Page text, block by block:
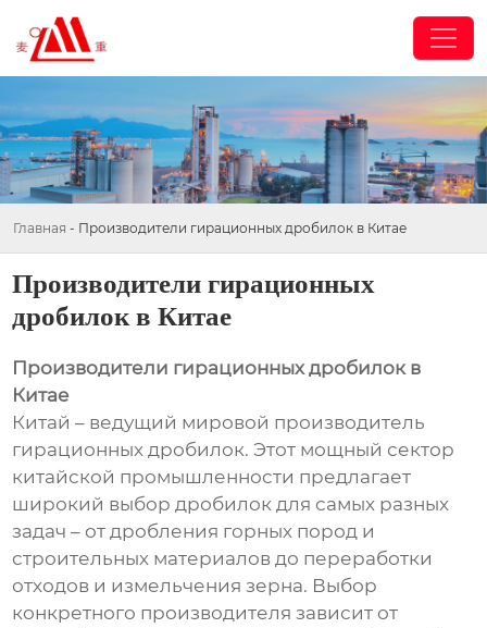
Главная - Производители гирационных дробилок в Китае
Производители гирационных
дробилок в Китае
Производители гирационных дробилок в
Китае
Китай – ведущий мировой производитель
гирационных дробилок. Этот мощный сектор
китайской промышленности предлагает
широкий выбор дробилок для самых разных
задач – от дробления горных пород и
строительных материалов до переработки
отходов и измельчения зерна. Выбор
конкретного производителя зависит от